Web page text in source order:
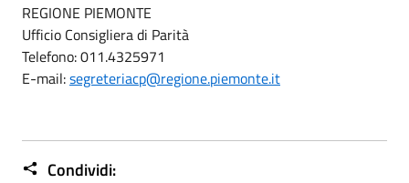
REGIONE PIEMONTE
Ufficio Consigliera di Parità
Telefono: 011.4325971
E-mail:segreteriacp@regione.piemonte.it
Condividi: